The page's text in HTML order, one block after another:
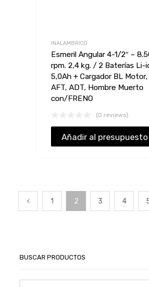
INALAMBRICO
Esmeril Angular 4-1/2″ –
rpm. 2,4 kg. / 2 Baterías Li-
5,0Ah + Cargador BL Motor,
AFT, ADT, Hombre Muerto
con/FRENO
(0 reviews)
Añadir al presupuesto
1 2 3 4
BUSCAR PRODUCTOS